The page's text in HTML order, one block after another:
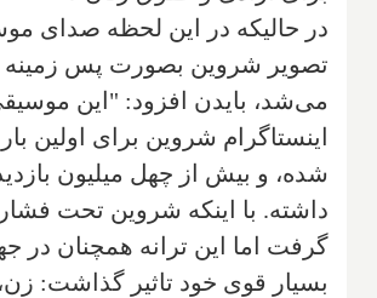
در حالیکه در این لحظه صدای
تصویر شروین بصورت پس
می‌شد، بایدن افزود: "این
اینستاگرام شروین برای اولین
شده، و بیش از چهل میلیون
داشته. با اینکه شروین تحت فشار
گرفت اما این ترانه همچنان در
بسیار قوی خود تاثیر گذاشت: